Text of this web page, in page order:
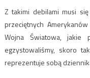
Z takimi debilami musi
przeciętnych
Wojna Światowa, jakie
egzystowaliśmy, skoro
reprezentuje sobą